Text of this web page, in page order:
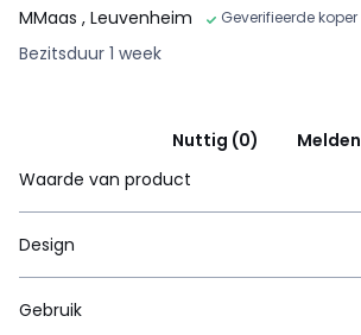
MMaas , Leuvenheim Geverifieerde koper
Bezitsduur 1 week
Nuttig (0)
Melden
Waarde van product
Design
Gebruik